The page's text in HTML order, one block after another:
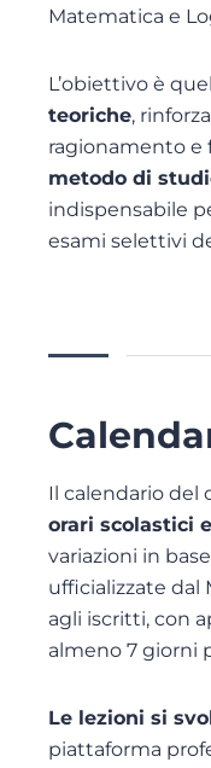
Matematica e
L’obiettivo è
teoriche,
ragionamento e
metodo di
indispensabile
esami selettivi
Il calendario del
orari scolastici
variazioni in
ufficializzate dal
agli iscritti, con
almeno 7 giorni
Le lezioni si
piattaforma